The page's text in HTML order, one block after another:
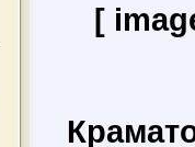
[